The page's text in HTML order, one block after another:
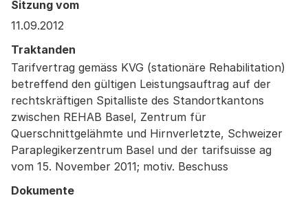
Behandelt an den folgenden Sitzungen: Informationen
Sitzung vom
11.09.2012
Traktanden
Tarifvertrag gemäss KVG (stationäre Rehabilitation)
betreffend den gültigen Leistungsauftrag auf der
rechtskräftigen Spitalliste des Standortkantons
zwischen REHAB Basel, Zentrum für
Querschnittgelähmte und Hirnverletzte, Schweizer
Paraplegikerzentrum Basel und der tarifsuisse ag
vom 15. November 2011; motiv. Beschuss
Dokumente